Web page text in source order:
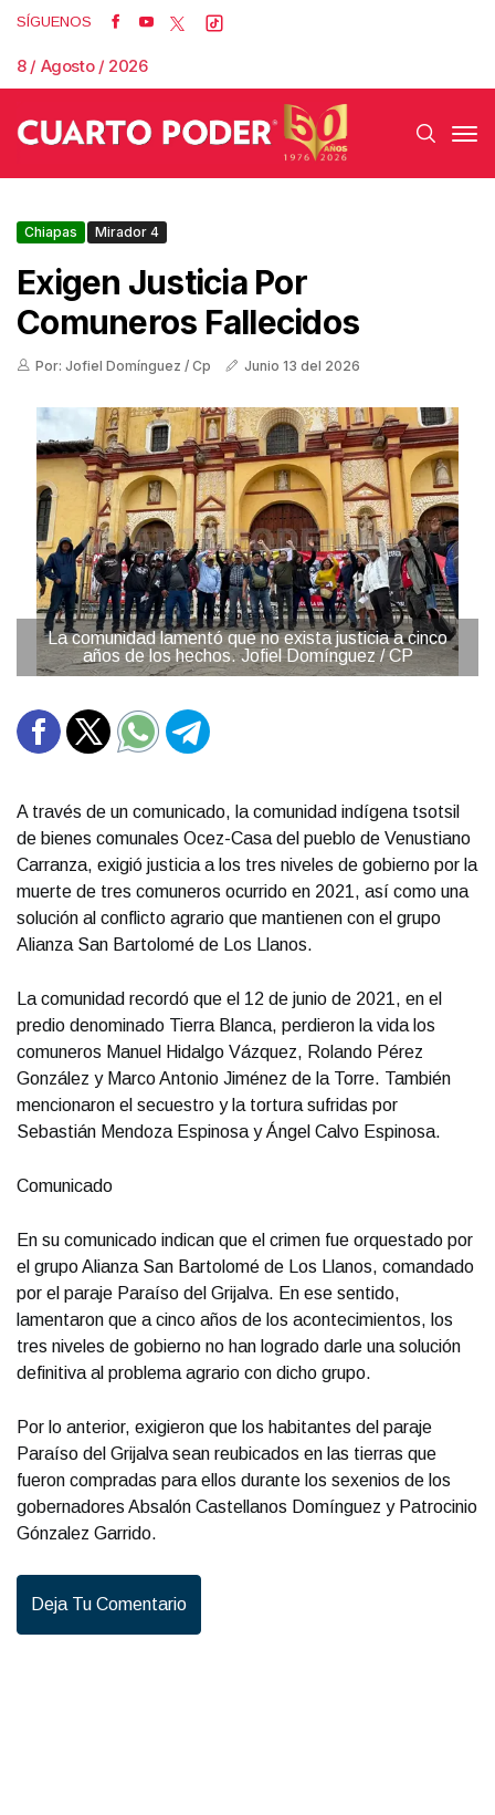
SÍGUENOS
8 / Agosto / 2026
Chiapas Mirador 4
Exigen Justicia Por
Comuneros Fallecidos
Por: Jofiel Domínguez / Cp Junio 13 del 2026
La comunidad lamentó que no exista justicia a cinco
años de los hechos. Jofiel Domínguez / CP
A través de un comunicado, la comunidad indígena tsotsil
de bienes comunales Ocez-Casa del pueblo de Venustiano
Carranza, exigió justicia a los tres niveles de gobierno por la
muerte de tres comuneros ocurrido en 2021, así como una
solución al conflicto agrario que mantienen con el grupo
Alianza San Bartolomé de Los Llanos.
La comunidad recordó que el 12 de junio de 2021, en el
predio denominado Tierra Blanca, perdieron la vida los
comuneros Manuel Hidalgo Vázquez, Rolando Pérez
González y Marco Antonio Jiménez de la Torre. También
mencionaron el secuestro y la tortura sufridas por
Sebastián Mendoza Espinosa y Ángel Calvo Espinosa.
Comunicado
En su comunicado indican que el crimen fue orquestado por
el grupo Alianza San Bartolomé de Los Llanos, comandado
por el paraje Paraíso del Grijalva. En ese sentido,
lamentaron que a cinco años de los acontecimientos, los
tres niveles de gobierno no han logrado darle una solución
definitiva al problema agrario con dicho grupo.
Por lo anterior, exigieron que los habitantes del paraje
Paraíso del Grijalva sean reubicados en las tierras que
fueron compradas para ellos durante los sexenios de los
gobernadores Absalón Castellanos Domínguez y Patrocinio
Gónzalez Garrido.
Deja Tu Comentario